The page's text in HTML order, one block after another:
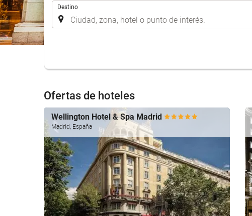
Destino
Ofertas de hoteles
Wellington Hotel & Spa Madrid
Madrid, España